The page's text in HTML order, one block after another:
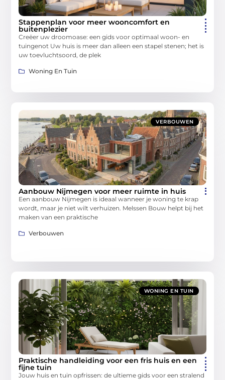
Stappenplan voor meer wooncomfort en
buitenplezier
Creëer uw droomoase: een gids voor optimaal woon- en
tuingenot Uw huis is meer dan alleen een stapel stenen; het is
uw toevluchtsoord, de plek
Woning En Tuin
VERBOUWEN
Aanbouw Nijmegen voor meer ruimte in huis
Een aanbouw Nijmegen is ideaal wanneer je woning te krap
wordt, maar je niet wilt verhuizen. Melssen Bouw helpt bij het
maken van een praktische
Verbouwen
WONING EN TUIN
Praktische handleiding voor een fris huis en een
fijne tuin
Jouw huis en tuin opfrissen: de ultieme gids voor een stralend